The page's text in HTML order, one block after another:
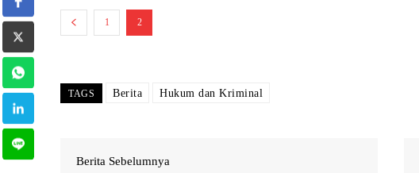
1 2
TAGS Berita Hukum dan Kriminal
Berita Sebelumnya